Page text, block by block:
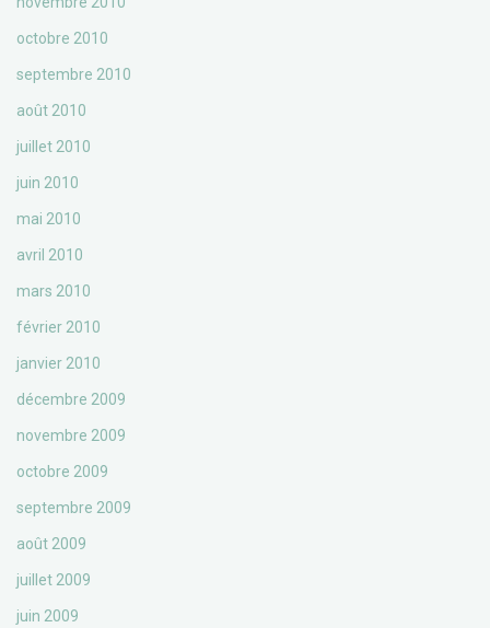
octobre 2010
septembre 2010
août 2010
juillet 2010
juin 2010
mai 2010
avril 2010
mars 2010
février 2010
janvier 2010
décembre 2009
novembre 2009
octobre 2009
septembre 2009
août 2009
juillet 2009
juin 2009